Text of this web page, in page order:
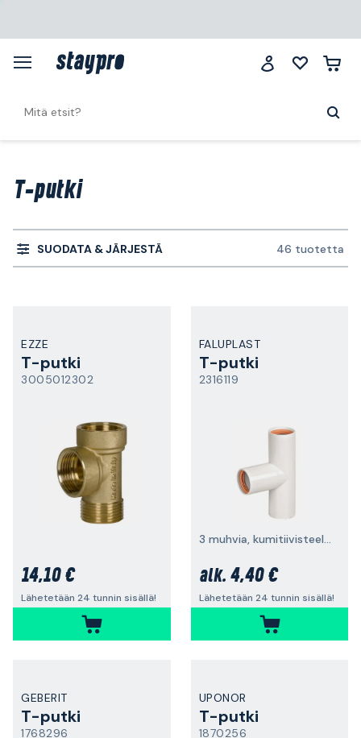
T-putki
SUODATA & JÄRJESTÄ 46 tuotetta
EZZE
T-putki
3005012302
14,10 €
Lähetetään 24 tunnin sisällä!
FALUPLAST
T-putki
2316119
3 muhvia, kumitiivisteellä
alk. 4,40 €
Lähetetään 24 tunnin sisällä!
GEBERIT
T-putki
1768296
UPONOR
T-putki
1870256